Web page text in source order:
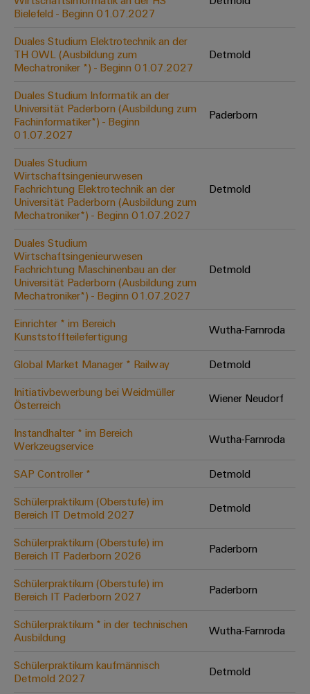
Abwasseraufbereitung
für
die
Wasser-
Abwasserindustrie
Wasserstoff
Wasserstoff
Schlüsseltechnologie
für
die
Energiewende
Effizienter
Betrieb
von
Windparks
Werkzeuge
Automaten
Software
Markierer
Industriedrucker
Cabinet
Infrastructure
Assemblierungsservice
Bestückte
Klemmenleisten
Modifizierte
und
bestückte
Kundenspezifische
Kabelkonfektionierung
Praxisnahe
Unsere Neuheiten
im Bereich
Bielefeld - Beginn 01.07.2027
Duales Studium Elektrotechnik an der
TH OWL (Ausbildung zum
Mechatroniker *) - Beginn 01.07.2027
Detmold
Duales Studium Informatik an der
Universität Paderborn (Ausbildung zum
Fachinformatiker*) - Beginn
01.07.2027
Paderborn
Duales Studium
Wirtschaftsingenieurwesen
Fachrichtung Elektrotechnik an der
Universität Paderborn (Ausbildung zum
Mechatroniker*) - Beginn 01.07.2027
Detmold
Duales Studium
Wirtschaftsingenieurwesen
Fachrichtung Maschinenbau an der
Universität Paderborn (Ausbildung zum
Mechatroniker*) - Beginn 01.07.2027
Detmold
Einrichter * im Bereich
Kunststoffteilefertigung
Wutha-Farnroda
Global Market Manager * Railway
Detmold
Initiativbewerbung bei Weidmüller
Österreich
Wiener Neudorf
Instandhalter * im Bereich
Werkzeugservice
Wutha-Farnroda
SAP Controller *
Detmold
Schülerpraktikum (Oberstufe) im
Bereich IT Detmold 2027
Detmold
Schülerpraktikum (Oberstufe) im
Bereich IT Paderborn 2026
Paderborn
Schülerpraktikum (Oberstufe) im
Bereich IT Paderborn 2027
Paderborn
Schülerpraktikum * in der technischen
Ausbildung
Wutha-Farnroda
Schülerpraktikum kaufmännisch
Detmold 2027
Detmold